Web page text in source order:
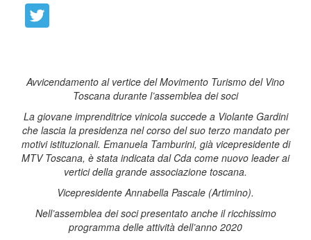
Avvicendamento al vertice del Movimento Turismo del Vino
Toscana durante l’assemblea dei soci
La giovane imprenditrice vinicola succede a Violante Gardini
che lascia la presidenza nel corso del suo terzo mandato per
motivi istituzionali. Emanuela Tamburini, già vicepresidente di
MTV Toscana, è stata indicata dal Cda come nuovo leader ai
vertici della grande associazione toscana.
Vicepresidente Annabella Pascale (Artimino).
Nell’assemblea dei soci presentato anche il ricchissimo
programma delle attività dell’anno 2020